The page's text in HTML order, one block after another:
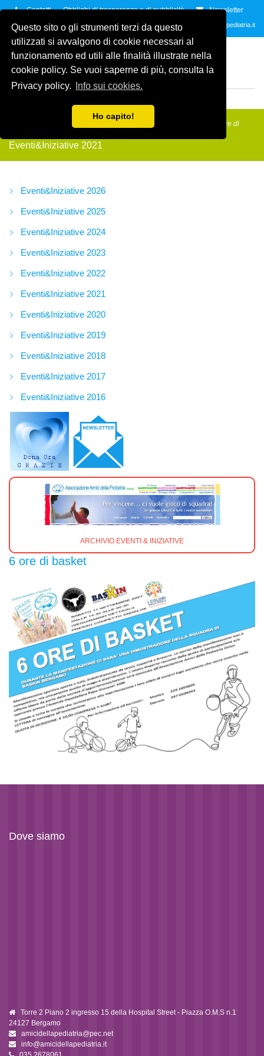
Questo sito o gli strumenti terzi da questo
utilizzati si avvalgono di cookie necessari al
funzionamento ed utili alle finalità illustrate nella
cookie policy. Se vuoi saperne di più, consulta la
Privacy policy.
Info sui cookies.
Ho capito!
Contatti Obblighi di trasparenza e di pubblicità Newsletter
Contattaci allo035.2678061oppure all'indirzzo e-mail info@amicidellapediatria.it
ASSOCIAZIONE AMICI
DELLA PEDIATRIAETS
ODV
Amici della Pediatria Eventi&Iniziative 2021
6 ore di
Eventi&Iniziative 2021
Eventi&Iniziative 2026
Eventi&Iniziative 2025
Eventi&Iniziative 2024
Eventi&Iniziative 2023
Eventi&Iniziative 2022
Eventi&Iniziative 2021
Eventi&Iniziative 2020
Eventi&Iniziative 2019
Eventi&Iniziative 2018
Eventi&Iniziative 2017
Eventi&Iniziative 2016
ARCHIVIO EVENTI & INIZIATIVE
6 ore di basket
Dove siamo
Torre 2 Piano 2 ingresso 15 della Hospital Street - Piazza O.M.S n.1
24127 Bergamo
amicidellapediatria@pec.net
info@amicidellapediatria.it